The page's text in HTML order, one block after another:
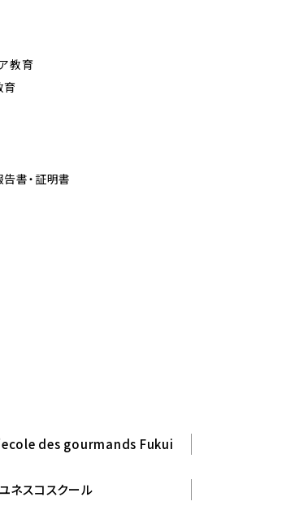
教育
育
書・証明書
des gourmands Fukui
ユネスコスクール